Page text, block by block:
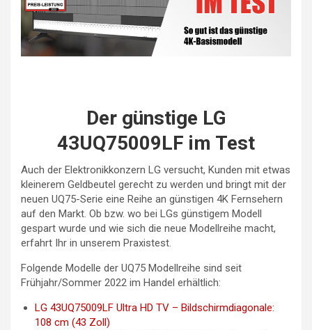
Der günstige LG
43UQ75009LF im Test
Auch der Elektronikkonzern LG versucht, Kunden mit etwas
kleinerem Geldbeutel gerecht zu werden und bringt mit der
neuen UQ75-Serie eine Reihe an günstigen 4K Fernsehern
auf den Markt. Ob bzw. wo bei LGs günstigem Modell
gespart wurde und wie sich die neue Modellreihe macht,
erfahrt Ihr in unserem Praxistest.
Folgende Modelle der UQ75 Modellreihe sind seit
Frühjahr/Sommer 2022 im Handel erhältlich:
LG 43UQ75009LF Ultra HD TV – Bildschirmdiagonale:
108 cm (43 Zoll)